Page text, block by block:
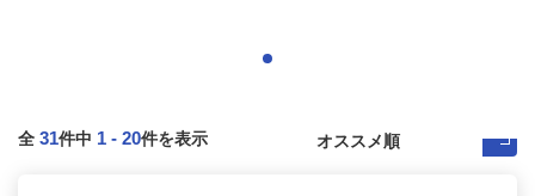
全 31件中 1 - 20件を表示